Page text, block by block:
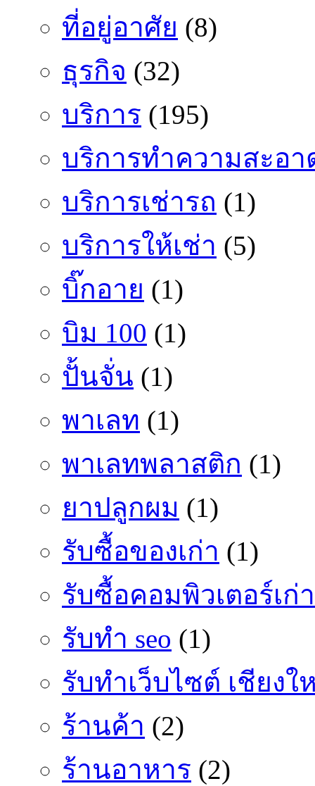
ที่อยู่อาศัย (8)
ธุรกิจ (32)
บริการ (195)
บริการทำความสะอา
บริการเช่ารถ (1)
บริการให้เช่า (5)
บิ๊กอาย (1)
บิม 100 (1)
ปั้นจั่น (1)
พาเลท (1)
พาเลทพลาสติก (1)
ยาปลูกผม (1)
รับซื้อของเก่า (1)
รับซื้อคอมพิวเตอร์เก่า
รับทำ seo (1)
รับทำเว็บไซต์ เชียงใ
ร้านค้า (2)
ร้านอาหาร (2)